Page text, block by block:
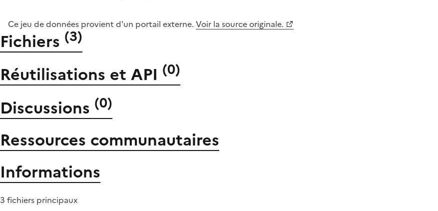
Ce jeu de données provient d'un portail externe. Voir la source originale.
Fichiers (3)
Réutilisations et API (0)
Discussions (0)
Ressources communautaires
Informations
3 fichiers principaux